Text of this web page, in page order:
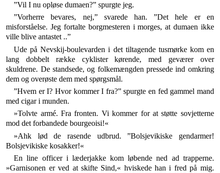
”Vil I nu opløse dumaen?” spurgte jeg.
”Vorherre bevares, nej,” svarede han. ”Det hele er en
misforståelse. Jeg fortalte borgmesteren i morges, at du­maen ikke
ville blive antastet ..”
Ude på Nevskij-boulevarden i det tiltagende tusmørke kom en
lang dobbelt række cyklister kørende, med ge­værer over
skuldrene. De standsede, og folkemængden pressede ind omkring
dem og overøste dem med spørgsmål.
”Hvem er I? Hvor kommer I fra?” spurgte en fed gam­mel mand
med cigar i munden.
»Tolvte armé. Fra fronten. Vi kommer for at støtte so­vjetterne
mod det forbandede bourgeoisi!«
»Ahk lød de rasende udbrud. ”Bolsjevikiske gendar­mer!
Bolsjevikiske kosakker!«
En line officer i læderjakke kom løbende ned ad trap­perne.
»Garnisonen er ved at skifte Sind,« hviskede han i fred på mig.